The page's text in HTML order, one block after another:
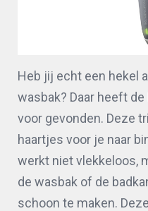
Heb jij echt een hekel
wasbak? Daar heeft
voor gevonden. Deze
haartjes voor je naar
werkt niet vlekkeloos,
de wasbak of de
schoon te maken.